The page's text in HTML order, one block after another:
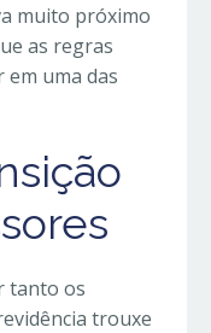
muito próximo
as regras
uma das
tanto os
trouxe